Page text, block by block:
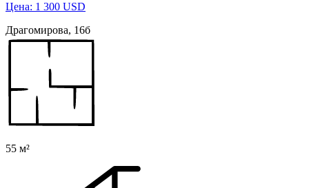
Цена: 1 300 USD
Драгомирова, 16б
55 м²